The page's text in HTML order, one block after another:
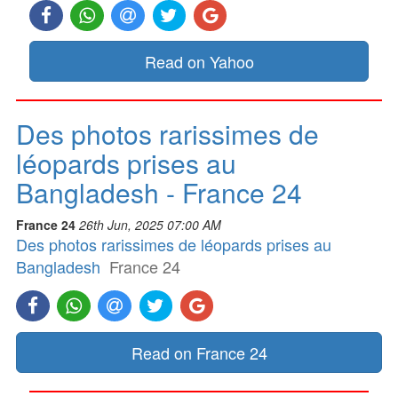
Read on Yahoo
Des photos rarissimes de
léopards prises au
Bangladesh - France 24
France 24 26th Jun, 2025 07:00 AM
Des photos rarissimes de léopards prises au
Bangladesh France 24
Read on France 24